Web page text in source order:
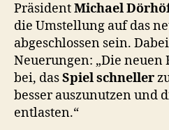
PräsidentMichael
die Umstellung auf das
abgeschlossen sein.
Neuerungen: „Die neuen
bei, dasSpiel schneller
besser auszunutzen und
entlasten.“